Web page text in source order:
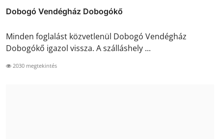
Dobogó Vendégház Dobogókő
Minden foglalást közvetlenül Dobogó Vendégház
Dobogókő igazol vissza. A szálláshely ...
2030 megtekintés